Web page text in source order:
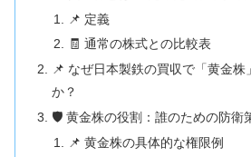
📌 定義
🧾 通常の株式との比較表
📌 なぜ日本製鉄の買収で「黄金
か？
🛡 黄金株の役割：誰のための防衛
📌 黄金株の具体的な権限例